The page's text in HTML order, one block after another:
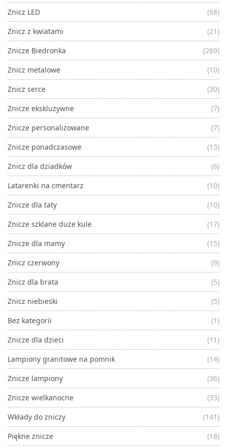
Znicz LED
(68)
Znicz z kwiatami
(21)
Znicze Biedronka
(269)
Znicz metalowe
(10)
Znicz serce
(30)
Znicze ekskluzywne
(7)
Znicze personalizowane
(7)
Znicze ponadczasowe
(13)
Znicz dla dziadków
(6)
Latarenki na cmentarz
(10)
Znicze dla taty
(10)
Znicze szklane duże kule
(17)
Znicze dla mamy
(15)
Znicz czerwony
(9)
Znicz dla brata
(5)
Znicz niebieski
(5)
Bez kategorii
(1)
Znicze dla dzieci
(11)
Lampiony granitowe na pomnik
(14)
Znicze lampiony
(36)
Znicze wielkanocne
(33)
Wkłady do zniczy
(141)
Piękne znicze
(18)